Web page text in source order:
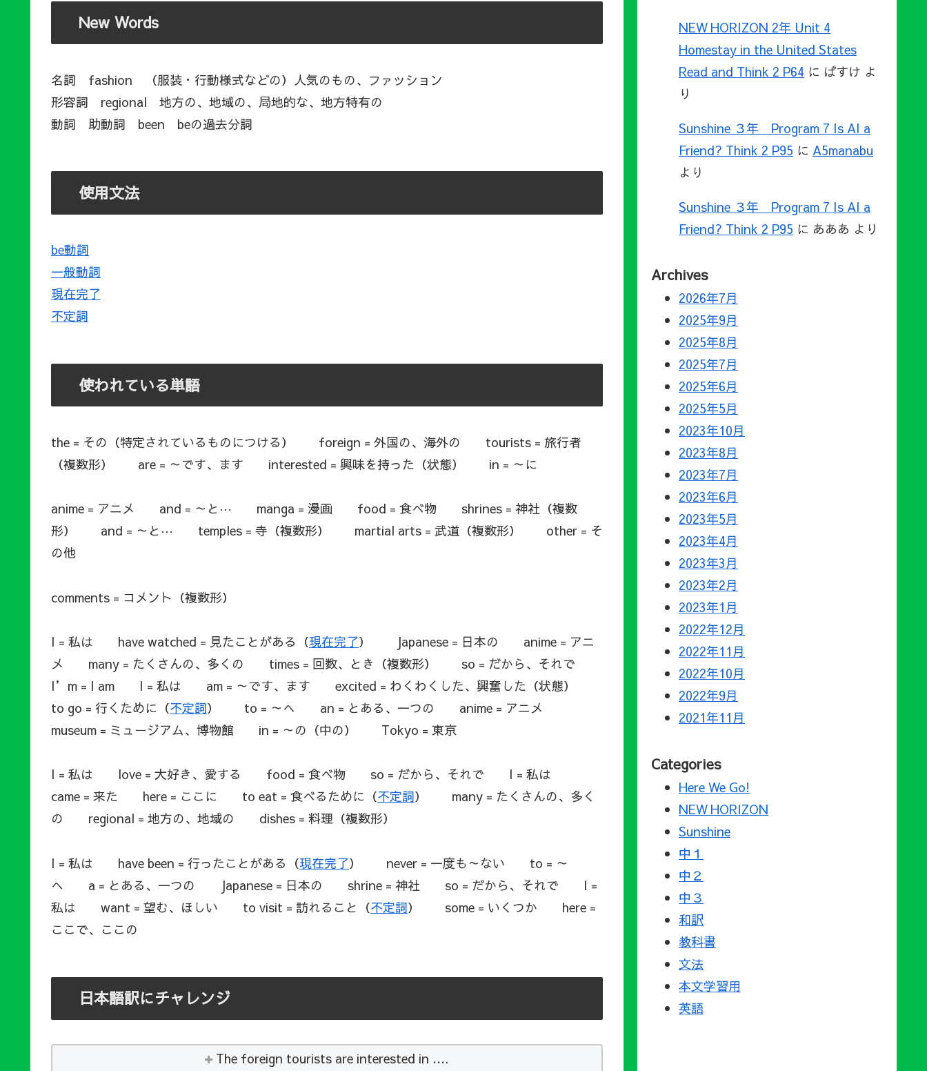
New Words
名詞 fashion （服装・行動様式などの）人気のもの、ファッション
形容詞 regional 地方の、地域の、局地的な、地方特有の
動詞 助動詞 been beの過去分詞
使用文法
be動詞
一般動詞
現在完了
不定詞
使われている単語
the = その（特定されているものにつける） foreign = 外国の、海外の tourists = 旅行者
（複数形） are = ～です、ます interested = 興味を持った（状態） in = ～に
anime = アニメ and = ～と⋯ manga = 漫画 food = 食べ物 shrines = 神社（複数
形） and = ～と⋯ temples = 寺（複数形） martial arts = 武道（複数形） other = そ
の他
comments = コメント（複数形）
I = 私は have watched = 見たことがある（現在完了） Japanese = 日本の anime = アニ
メ many = たくさんの、多くの times = 回数、とき（複数形） so = だから、それで
I’m = I am I = 私は am = ～です、ます excited = わくわくした、興奮した（状態）
to go = 行くために（不定詞） to = ～へ an = とある、一つの anime = アニメ
museum = ミュージアム、博物館 in = ～の（中の） Tokyo = 東京
I = 私は love = 大好き、愛する food = 食べ物 so = だから、それで I = 私は
came = 来た here = ここに to eat = 食べるために（不定詞） many = たくさんの、多く
の regional = 地方の、地域の dishes = 料理（複数形）
I = 私は have been = 行ったことがある（現在完了） never = 一度も～ない to = ～
へ a = とある、一つの Japanese = 日本の shrine = 神社 so = だから、それで I =
私は want = 望む、ほしい to visit = 訪れること（不定詞） some = いくつか here =
ここで、ここの
日本語訳にチャレンジ
The foreign tourists are interested in ….
NEW HORIZON 2年 Unit 4
Homestay in the United States
Read and Think 2 P64 に ばすけ よ
り
Sunshine ３年 Program 7 Is AI a
Friend? Think 2 P95 に A5manabu
より
Sunshine ３年 Program 7 Is AI a
Friend? Think 2 P95 に あああ より
Archives
2026年7月
2025年9月
2025年8月
2025年7月
2025年6月
2025年5月
2023年10月
2023年8月
2023年7月
2023年6月
2023年5月
2023年4月
2023年3月
2023年2月
2023年1月
2022年12月
2022年11月
2022年10月
2022年9月
2021年11月
Categories
Here We Go!
NEW HORIZON
Sunshine
中１
中２
中３
和訳
教科書
文法
本文学習用
英語